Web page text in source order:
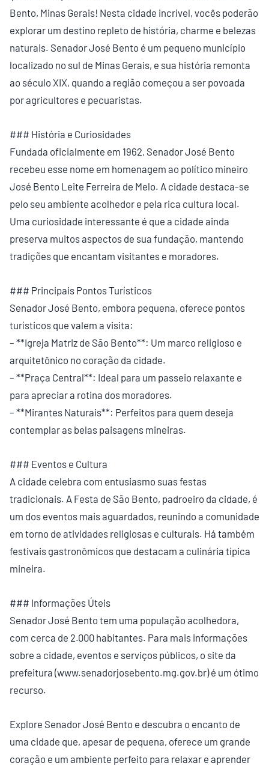
Bento, Minas Gerais! Nesta cidade incrível, vocês poderão
explorar um destino repleto de história, charme e belezas
naturais. Senador José Bento é um pequeno município
localizado no sul de Minas Gerais, e sua história remonta
ao século XIX, quando a região começou a ser povoada
por agricultores e pecuaristas.
### História e Curiosidades
Fundada oficialmente em 1962, Senador José Bento
recebeu esse nome em homenagem ao político mineiro
José Bento Leite Ferreira de Melo. A cidade destaca-se
pelo seu ambiente acolhedor e pela rica cultura local.
Uma curiosidade interessante é que a cidade ainda
preserva muitos aspectos de sua fundação, mantendo
tradições que encantam visitantes e moradores.
### Principais Pontos Turísticos
Senador José Bento, embora pequena, oferece pontos
turísticos que valem a visita:
– **Igreja Matriz de São Bento**: Um marco religioso e
arquitetônico no coração da cidade.
– **Praça Central**: Ideal para um passeio relaxante e
para apreciar a rotina dos moradores.
– **Mirantes Naturais**: Perfeitos para quem deseja
contemplar as belas paisagens mineiras.
### Eventos e Cultura
A cidade celebra com entusiasmo suas festas
tradicionais. A Festa de São Bento, padroeiro da cidade, é
um dos eventos mais aguardados, reunindo a comunidade
em torno de atividades religiosas e culturais. Há também
festivais gastronômicos que destacam a culinária típica
mineira.
### Informações Úteis
Senador José Bento tem uma população acolhedora,
com cerca de 2.000 habitantes. Para mais informações
sobre a cidade, eventos e serviços públicos, o site da
prefeitura (www.senadorjosebento.mg.gov.br) é um ótimo
recurso.
Explore Senador José Bento e descubra o encanto de
uma cidade que, apesar de pequena, oferece um grande
coração e um ambiente perfeito para relaxar e aprender